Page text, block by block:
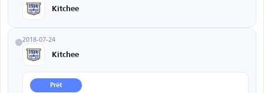
Kitchee
2018-07-24
Kitchee
Prêt